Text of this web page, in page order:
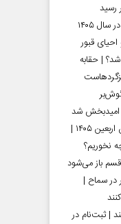
قیمت قبر در بهشت زهرا (س) در سال ۱۴۰۵
قبور
| حقابه
امیدبخش شد
توصیه‌های تغذیه‌ای برای زائران اربعین ۱۴۰۵ |
نخوریم؟
در سماح |
۱۴۰۵ بخوانند | ثبت‌نام در